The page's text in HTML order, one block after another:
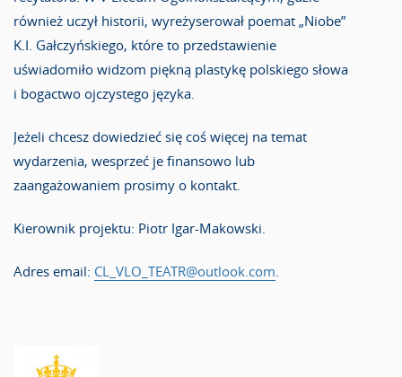
również uczył historii, wyreżyserował poemat „Niobe”
K.I. Gałczyńskiego, które to przedstawienie
uświadomiło widzom piękną plastykę polskiego słowa
i bogactwo ojczystego języka.
Jeżeli chcesz dowiedzieć się coś więcej na temat
wydarzenia, wesprzeć je finansowo lub
zaangażowaniem prosimy o kontakt.
Kierownik projektu: Piotr Igar-Makowski.
Adres email: CL_VLO_TEATR@outlook.com